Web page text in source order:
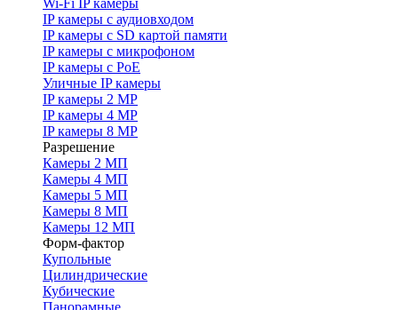
Wi-Fi IP камеры
IP камеры с аудиовходом
IP камеры с SD картой памяти
IP камеры с микрофоном
IP камеры с PoE
Уличные IP камеры
IP камеры 2 MP
IP камеры 4 MP
IP камеры 8 MP
Разрешение
Камеры 2 МП
Камеры 4 МП
Камеры 5 МП
Камеры 8 МП
Камеры 12 МП
Форм-фактор
Купольные
Цилиндрические
Кубические
Панорамные